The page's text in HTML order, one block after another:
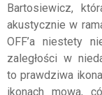
Bartosiewicz,
akustycznie w
OFF’a niestety
zaległości w
to prawdziwa
ikonach mowa,